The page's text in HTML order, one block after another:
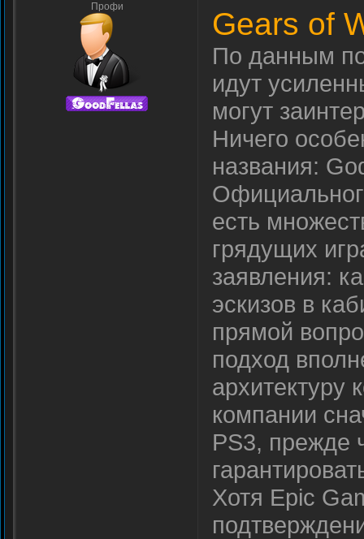
Профи Gears of
По данным
идут
могут
Ничего
названия:
есть
грядущих
заявления:
эскизов в
прямой
подход
архитектуру
компании
PS3, прежде
Хотя Epic